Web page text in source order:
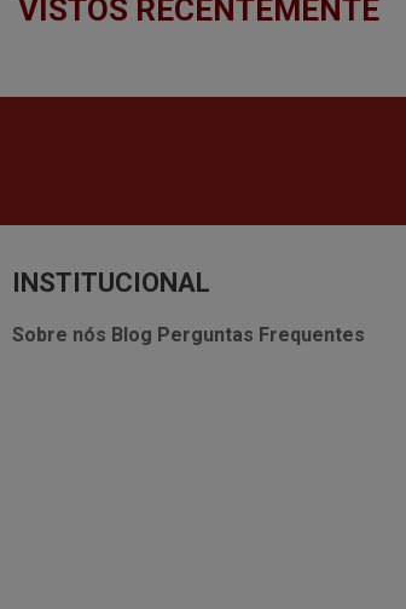
VISTOS RECENTEMENTE
INSTITUCIONAL
Sobre nós Blog Perguntas Frequentes